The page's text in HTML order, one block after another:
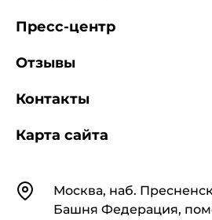
КонтактыМосква, наб.
Башня Федерация,
Пресс-центр
Отзывы
Контакты
Карта сайта